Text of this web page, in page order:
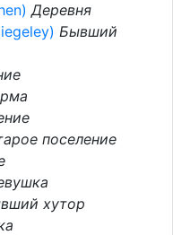
Деревня
Бывший
поселение
хутор